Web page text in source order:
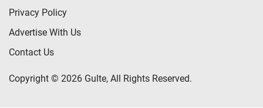
Privacy Policy
Advertise With Us
Contact Us
Copyright © 2026 Gulte, All Rights Reserved.